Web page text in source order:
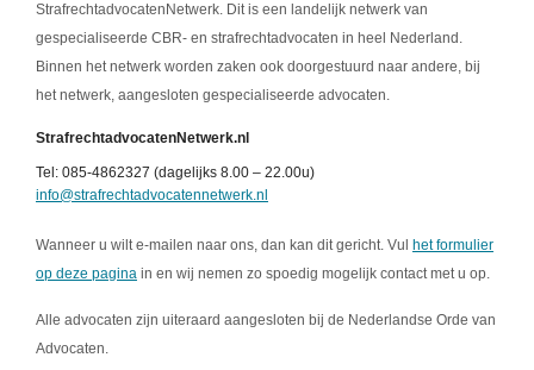
StrafrechtadvocatenNetwerk. Dit is een landelijk netwerk van
gespecialiseerde CBR- en strafrechtadvocaten in heel Nederland.
Binnen het netwerk worden zaken ook doorgestuurd naar andere, bij
het netwerk, aangesloten gespecialiseerde advocaten.
StrafrechtadvocatenNetwerk.nl
Tel: 085-4862327 (dagelijks 8.00 – 22.00u)
info@strafrechtadvocatennetwerk.nl
Wanneer u wilt e-mailen naar ons, dan kan dit gericht. Vul het formulier
op deze pagina in en wij nemen zo spoedig mogelijk contact met u op.
Alle advocaten zijn uiteraard aangesloten bij de Nederlandse Orde van
Advocaten.